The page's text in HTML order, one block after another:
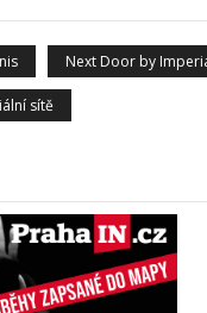
Next Door by
sítě